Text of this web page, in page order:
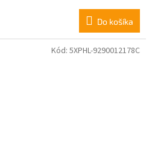
Do košíka
Kód: 5XPHL-9290012178C